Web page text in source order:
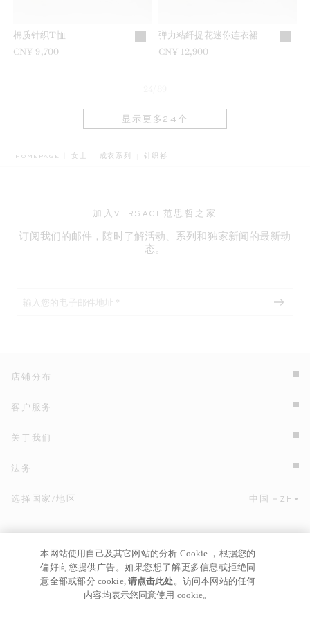
棉质针织T恤
CN¥ 9,700
弹力粘纤提花迷你连衣裙
CN¥ 12,900
显示更多24个
HOMEPAGE 女士 成衣系列 BREADCRUMB.ADA.LABEL.CURRENT
针织衫
加入VERSACE范思哲之家
订阅我们的邮件，随时了解活动、系列和独家新闻的最新动
态。
店铺分布
客户服务
关于我们
法务
点击此处选择国家/地区和语言。
选择国家/地区 中国 ZH
本网站使用自己及其它网站的分析 Cookie ，根据您的
偏好向您提供广告。如果您想了解更多信息或拒绝同
意全部或部分 cookie,请点击此处。访问本网站的任何
内容均表示您同意使用 cookie。